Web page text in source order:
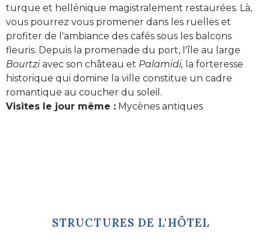
turque et hellénique magistralement restaurées. Là,
vous pourrez vous promener dans les ruelles et
profiter de l'ambiance des cafés sous les balcons
fleuris. Depuis la promenade du port, l'île au large
Bourtziavec son château et Palamidi, la forteresse
historique qui domine la ville constitue un cadre
romantique au coucher du soleil.
Visites le jour même : Mycènes antiques
STRUCTURES DE L'HÔTEL